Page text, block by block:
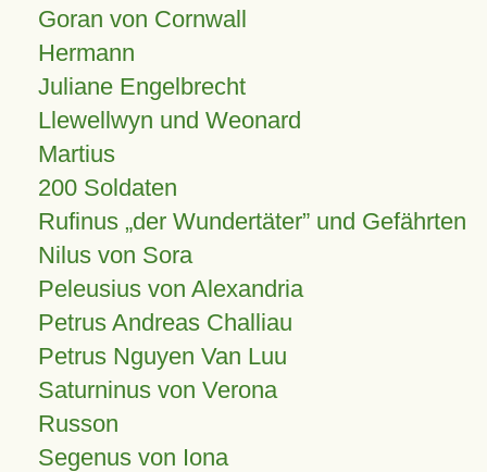
Goran von Cornwall
Hermann
Juliane Engelbrecht
Llewellwyn und Weonard
Martius
200 Soldaten
Rufinus „der Wundertäter” und Gefährten
Nilus von Sora
Peleusius von Alexandria
Petrus Andreas Challiau
Petrus Nguyen Van Luu
Saturninus von Verona
Russon
Segenus von Iona